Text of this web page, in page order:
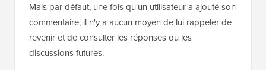
Mais par défaut, une fois qu'un utilisateur a ajouté son
commentaire, il n'y a aucun moyen de lui rappeler de
revenir et de consulter les réponses ou les
discussions futures.